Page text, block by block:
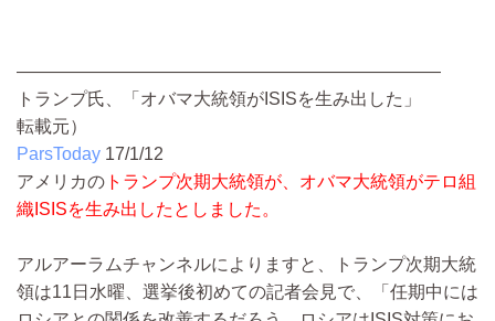
————————————————————————
トランプ氏、「オバマ大統領がISISを生み出した」
転載元）
ParsToday 17/1/12
アメリカの トランプ次期大統領が、オバマ大統領がテロ組
織ISISを生み出したとしました。
アルアーラムチャンネルによりますと、トランプ次期大統
領は11日水曜、選挙後初めての記者会見で、「任期中には